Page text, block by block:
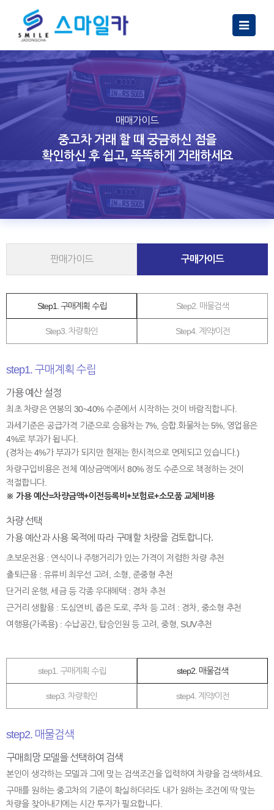
Toggle
navigation
매매가이드
중고차 거래 할 때 궁금하신 점을
확인하신 후 쉽고, 똑똑하게 거래하세요
판매가이드 구매가이드
Step1. 구매계획 수립 Step2. 매물검색
Step3. 차량확인 Step4. 계약/이전
step1. 구매계획 수립
가용 예산 설정
최초 차량은 연봉의 30~40% 수준에서 시작하는 것이 바람직합니다.
과세기준은 공급가격 기준으로 승용차는 7%, 승합.화물차는 5%, 영업용은
4%로 부과가 됩니다.
(경차는 4%가 부과가 되지만 현재는 한시적으로 면제되고 있습니다.)
차량구입비용은 전체 예상금액에서 80% 정도 수준으로 책정하는 것이
적절합니다.
※ 가용 예산=차량금액+이전등록비+보험료+소모품 교체비용
차량 선택
가용 예산과 사용 목적에 따라 구매할 차량을 검토합니다.
초보운전용 : 연식이나 주행거리가 있는 가격이 저렴한 차량 추천
출퇴근용 : 유류비 최우선 고려, 소형, 준중형 추천
단거리 운행, 세금 등 각종 우대혜택 : 경차 추천
근거리 생활용 : 도심연비, 좁은 도로, 주차 등 고려 : 경차, 중소형 추천
여행용(가족용) : 수납공간, 탑승인원 등 고려, 중형, SUV추천
step1. 구매계획 수립 step2. 매물검색
step3. 차량확인 step4. 계약/이전
step2. 매물검색
구매희망 모델을 선택하여 검색
본인이 생각하는 모델과 그에 맞는 검색조건을 입력하여 차량을 검색하세요.
구매를 원하는 중고차의 기준이 확실하더라도 내가 원하는 조건에 딱 맞는
차량을 찾아내기에는 시간 투자가 필요합니다.